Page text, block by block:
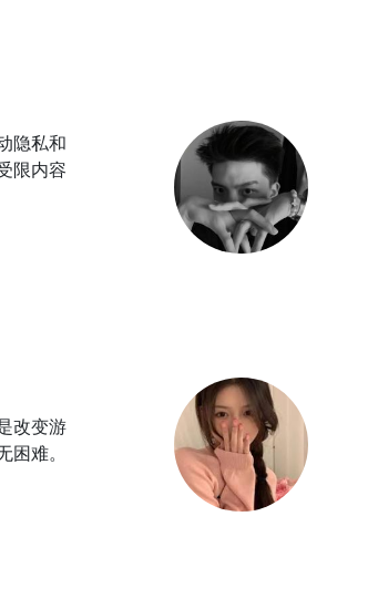
隐私和
限内容
改变游
难。